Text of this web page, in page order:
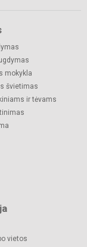
mokykla
švietimas
ir tėvams
vietos